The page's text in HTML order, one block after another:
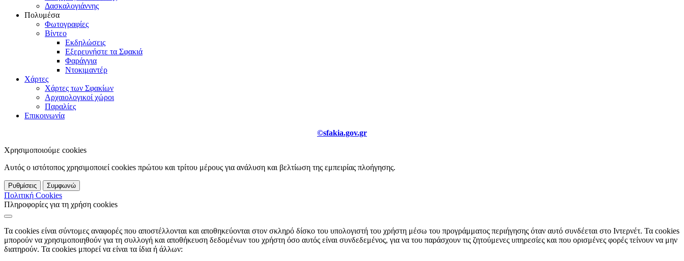
Δασκαλογιάννης
Πολυμέσα
Φωτογραφίες
Βίντεο
Εκδηλώσεις
Εξερευνήστε τα Σφακιά
Φαράγγια
Ντοκιμαντέρ
Χάρτες
Χάρτες των Σφακίων
Αρχαιολογικοί χώροι
Παραλίες
Επικοινωνία
©sfakia.gov.gr
Χρησιμοποιούμε cookies
Αυτός ο ιστότοπος χρησιμοποιεί cookies πρώτου και τρίτου μέρους για ανάλυση και βελτίωση της εμπειρίας πλοήγησης.
Ρυθμίσεις Συμφωνώ
Πολιτική Cookies
Πληροφορίες για τη χρήση cookies
Τα cookies είναι σύντομες αναφορές που αποστέλλονται και αποθηκεύονται στον σκληρό δίσκο του υπολογιστή του χρήστη μέσω του προγράμματος περιήγησης όταν αυτό συνδέεται στο Ιντερνέτ. Τα cookies
μπορούν να χρησιμοποιηθούν για τη συλλογή και αποθήκευση δεδομένων του χρήστη όσο αυτός είναι συνδεδεμένος, για να του παράσχουν τις ζητούμενες υπηρεσίες και που ορισμένες φορές τείνουν να μην
διατηρούν. Τα cookies μπορεί να είναι τα ίδια ή άλλων: